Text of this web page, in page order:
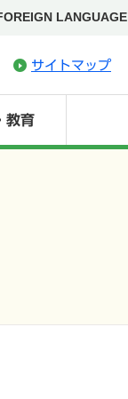
LANGUAGE
サイトマップ
教育